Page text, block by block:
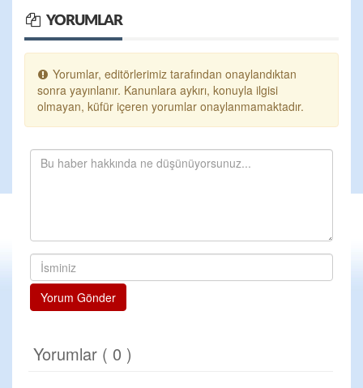
YORUMLAR
Yorumlar, editörlerimiz tarafından onaylandıktan
sonra yayınlanır. Kanunlara aykırı, konuyla ilgisi
olmayan, küfür içeren yorumlar onaylanmamaktadır.
Yorum Gönder
Yorumlar ( 0 )